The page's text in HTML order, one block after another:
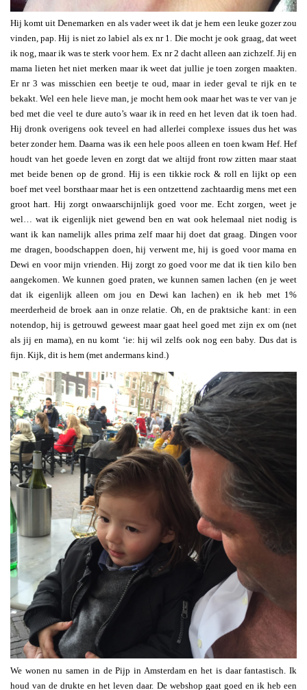
Hij komt uit Denemarken en als vader weet ik dat je hem een leuke gozer zou
vinden, pap. Hij is niet zo labiel als ex nr 1. Die mocht je ook graag, dat weet
ik nog, maar ik was te sterk voor hem. Ex nr 2 dacht alleen aan zichzelf. Jij en
mama lieten het niet merken maar ik weet dat jullie je toen zorgen maakten.
Er nr 3 was misschien een beetje te oud, maar in ieder geval te rijk en te
bekakt. Wel een hele lieve man, je mocht hem ook maar het was te ver van je
bed met die veel te dure auto’s waar ik in reed en het leven dat ik toen had.
Hij dronk overigens ook teveel en had allerlei complexe issues dus het was
beter zonder hem. Daarna was ik een hele poos alleen en toen kwam Hef. Hef
houdt van het goede leven en zorgt dat we altijd front row zitten maar staat
met beide benen op de grond. Hij is een tikkie rock & roll en lijkt op een
boef met veel borsthaar maar het is een ontzettend zachtaardig mens met een
groot hart. Hij zorgt onwaarschijnlijk goed voor me. Echt zorgen, weet je
wel… wat ik eigenlijk niet gewend ben en wat ook helemaal niet nodig is
want ik kan namelijk alles prima zelf maar hij doet dat graag. Dingen voor
me dragen, boodschappen doen, hij verwent me, hij is goed voor mama en
Dewi en voor mijn vrienden. Hij zorgt zo goed voor me dat ik tien kilo ben
aangekomen. We kunnen goed praten, we kunnen samen lachen (en je weet
dat ik eigenlijk alleen om jou en Dewi kan lachen) en ik heb met 1%
meerderheid de broek aan in onze relatie. Oh, en de praktsiche kant: in een
notendop, hij is getrouwd geweest maar gaat heel goed met zijn ex om (net
als jij en mama), en nu komt ‘ie: hij wil zelfs ook nog een baby. Dus dat is
fijn. Kijk, dit is hem (met andermans kind.)
We wonen nu samen in de Pijp in Amsterdam en het is daar fantastisch. Ik
houd van de drukte en het leven daar. De webshop gaat goed en ik heb een